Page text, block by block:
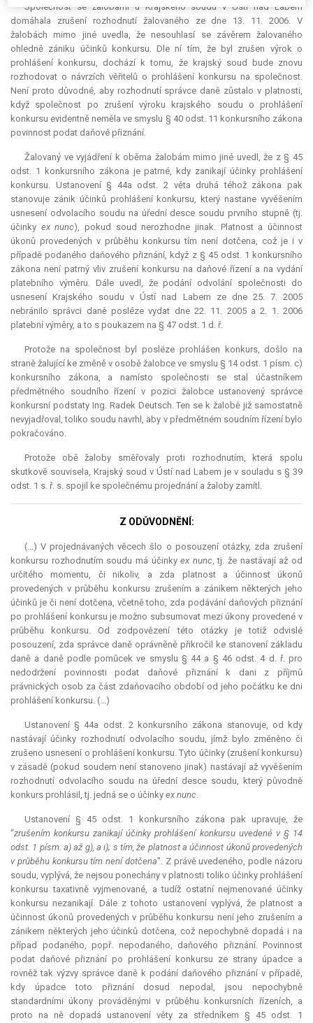
Společnost se žalobami u Krajského soudu v Ústí nad Labem
domáhala zrušení rozhodnutí žalovaného ze dne 13. 11. 2006. V
žalobách mimo jiné uvedla, že nesouhlasí se závěrem žalovaného
ohledně zániku účinků konkursu. Dle ní tím, že byl zrušen výrok o
prohlášení konkursu, dochází k tomu, že krajský soud bude znovu
rozhodovat o návrzích věřitelů o prohlášení konkursu na společnost.
Není proto důvodné, aby rozhodnutí správce daně zůstalo v platnosti,
když společnost po zrušení výroku krajského soudu o prohlášení
konkursu evidentně neměla ve smyslu § 40 odst. 11 konkursního zákona
povinnost podat daňové přiznání.
Žalovaný ve vyjádření k oběma žalobám mimo jiné uvedl, že z § 45
odst. 1 konkursního zákona je patrné, kdy zanikají účinky prohlášení
konkursu. Ustanovení § 44a odst. 2 věta druhá téhož zákona pak
stanovuje zánik účinků prohlášení konkursu, který nastane vyvěšením
usnesení odvolacího soudu na úřední desce soudu prvního stupně (tj.
účinky ex nunc), pokud soud nerozhodne jinak. Platnost a účinnost
úkonů provedených v průběhu konkursu tím není dotčena, což je i v
případě podaného daňového přiznání, když z § 45 odst. 1 konkursního
zákona není patrný vliv zrušení konkursu na daňové řízení a na vydání
platebního výměru. Dále uvedl, že podání odvolání společnosti do
usnesení Krajského soudu v Ústí nad Labem ze dne 25. 7. 2005
nebránilo správci daně posléze vydat dne 22. 11. 2005 a 2. 1. 2006
platební výměry, a to s poukazem na § 47 odst. 1 d. ř.
Protože na společnost byl posléze prohlášen konkurs, došlo na
straně žalující ke změně v osobě žalobce ve smyslu § 14 odst. 1 písm. c)
konkursního zákona, a namísto společnosti se stal účastníkem
předmětného soudního řízení v pozici žalobce ustanovený správce
konkursní podstaty Ing. Radek Deutsch. Ten se k žalobě již samostatně
nevyjadřoval, toliko soudu navrhl, aby v předmětném soudním řízení bylo
pokračováno.
Protože obě žaloby směřovaly proti rozhodnutím, která spolu
skutkově souvisela, Krajský soud v Ústí nad Labem je v souladu s § 39
odst. 1 s. ř. s. spojil ke společnému projednání a žaloby zamítl.
Z ODŮVODNĚNÍ:
(...) V projednávaných věcech šlo o posouzení otázky, zda zrušení
konkursu rozhodnutím soudu má účinkyex nunc, tj. že nastávají až od
určitého momentu, či nikoliv, a zda platnost a účinnost úkonů
provedených v průběhu konkursu zrušením a zánikem některých jeho
účinků je či není dotčena, včetně toho, zda podávání daňových přiznání
po prohlášení konkursu je možno subsumovat mezi úkony provedené v
průběhu konkursu. Od zodpovězení této otázky je totiž odvislé
posouzení, zda správce daně oprávněně přikročil ke stanovení základu
daně a daně podle pomůcek ve smyslu § 44 a § 46 odst. 4 d. ř. pro
nedodržení povinnosti podat daňové přiznání k dani z příjmů
právnických osob za část zdaňovacího období od jeho počátku ke dni
prohlášení konkursu. (...)
Ustanovení § 44a odst. 2 konkursního zákona stanovuje, od kdy
nastávají účinky rozhodnutí odvolacího soudu, jímž bylo změněno či
zrušeno usnesení o prohlášení konkursu. Tyto účinky (zrušení konkursu)
v zásadě (pokud soudem není stanoveno jinak) nastávají až vyvěšením
rozhodnutí odvolacího soudu na úřední desce soudu, který původně
konkurs prohlásil, tj. jedná se o účinky ex nunc.
Ustanovení § 45 odst. 1 konkursního zákona pak upravuje, že
"zrušením konkursu zanikají účinky prohlášení konkursu uvedené v § 14
odst. 1 písm. a) až g), a i); s tím, že platnost a účinnost úkonů provedených
v průběhu konkursu tím není dotčena". Z právě uvedeného, podle názoru
soudu, vyplývá, že nejsou ponechány v platnosti toliko účinky prohlášení
konkursu taxativně vyjmenované, a tudíž ostatní nejmenované účinky
konkursu nezanikají. Dále z tohoto ustanovení vyplývá, že platnost a
účinnost úkonů provedených v průběhu konkursu není jeho zrušením a
zánikem některých jeho účinků dotčena, což nepochybně dopadá i na
případ podaného, popř. nepodaného, daňového přiznání. Povinnost
podat daňové přiznání po prohlášení konkursu ze strany úpadce a
rovněž tak výzvy správce daně k podání daňového přiznání v případě,
kdy úpadce toto přiznání dosud nepodal, jsou nepochybně
standardními úkony prováděnými v průběhu konkursních řízeních, a
proto na ně dopadá ustanovení věty za středníkem § 45 odst. 1